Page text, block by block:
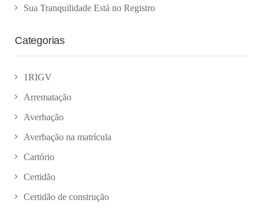
Sua Tranquilidade Está no Registro
Categorias
1RIGV
Arrematação
Averbação
Averbação na matrícula
Cartório
Certidão
Certidão de construção